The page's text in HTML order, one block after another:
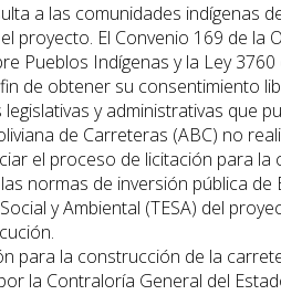
a las comunidades indígenas
proyecto. El Convenio 169 de la
Pueblos Indígenas y la Ley
de obtener su consentimiento
y administrativas que
de Carreteras (ABC) no
el proceso de licitación para
normas de inversión pública
y Ambiental (TESA) del
para la construcción de la
la Contraloría General del